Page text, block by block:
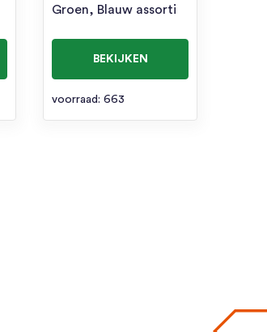
Groen, Blauw assorti
BEKIJKEN
voorraad: 663